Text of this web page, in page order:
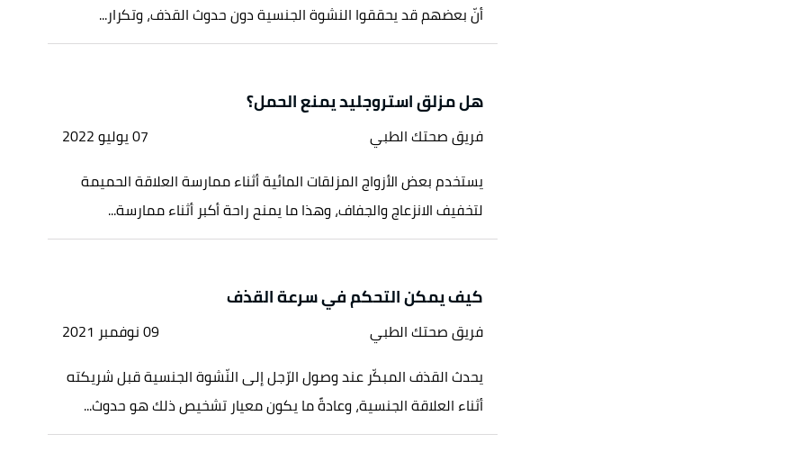
أنّ بعضهم قد يحققوا النشوة الجنسية دون حدوث القذف، وتكرار...
هل مزلق استروجليد يمنع الحمل؟
فريق صحتك الطبي
07 يوليو 2022
يستخدم بعض الأزواج المزلقات المائية أثناء ممارسة العلاقة الحميمة
لتخفيف الانزعاج والجفاف، وهذا ما يمنح راحة أكبر أثناء ممارسة...
كيف يمكن التحكم في سرعة القذف
فريق صحتك الطبي
09 نوفمبر 2021
يحدث القذف المبكّر عند وصول الرّجل إلى النّشوة الجنسية قبل شريكته
أثناء العلاقة الجنسية، وعادةً ما يكون معيار تشخيص ذلك هو حدوث...